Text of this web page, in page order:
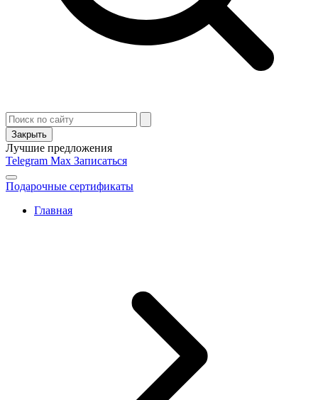
Закрыть
Лучшие предложения
Telegram Max Записаться
Подарочные сертификаты
Главная